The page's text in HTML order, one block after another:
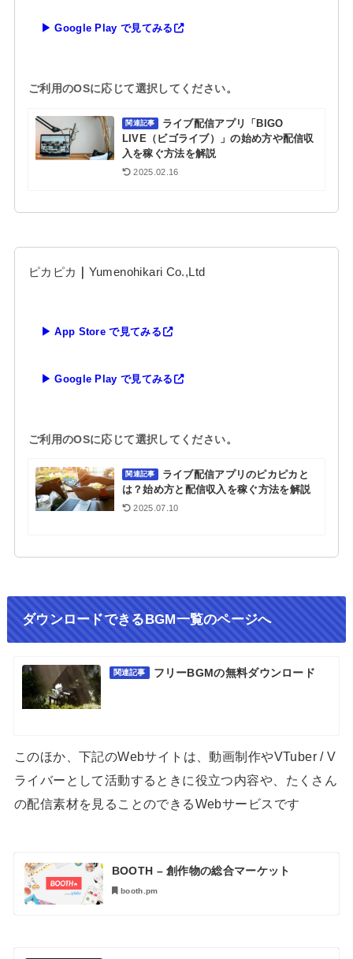
▶ Google Play で見てみる
ご利用のOSに応じて選択してください。
関連記事
ライブ配信アプリ「BIGO
LIVE（ビゴライブ）」の始め方や配信収
入を稼ぐ方法を解説
2025.02.16
ピカピカ ｜ Yumenohikari Co.,Ltd
▶ App Store で見てみる
▶ Google Play で見てみる
ご利用のOSに応じて選択してください。
関連記事
ライブ配信アプリのピカピカと
は？始め方と配信収入を稼ぐ方法を解説
2025.07.10
ダウンロードできるBGM一覧のページへ
関連記事 フリーBGMの無料ダウンロード
このほか、下記のWebサイトは、動画制作やVTuber / V
ライバーとして活動するときに役立つ内容や、たくさん
の配信素材を見ることのできるWebサービスです
BOOTH – 創作物の総合マーケット
booth.pm